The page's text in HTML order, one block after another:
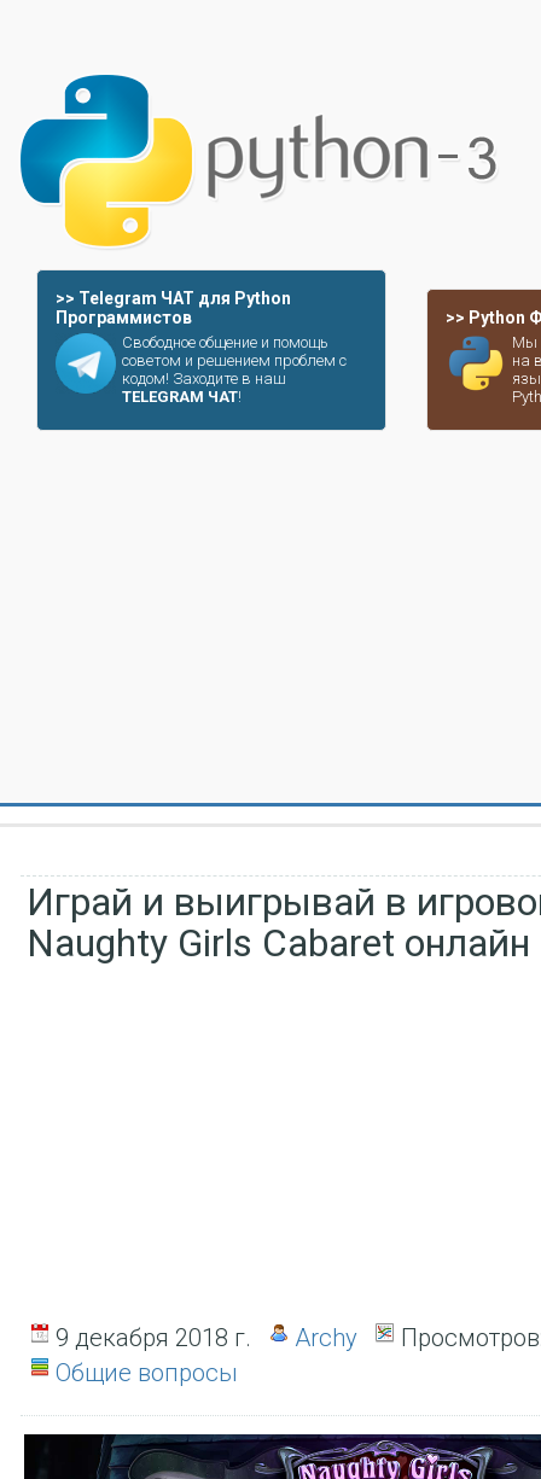
>> Telegram ЧАТ для Python
Программистов
Свободное общение и помощь
советом и решением проблем с
кодом! Заходите в наш
TELEGRAM ЧАТ!
>> Python
Мы
на
Играй и выигрывай в
Naughty Girls Cabaret онлайн
9 декабря 2018 г. Archy
Общие вопросы